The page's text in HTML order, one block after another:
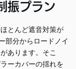
振プラン
とんど遮音対策が
部分からロードノイ
あります。そこ
ーカバーの揺れを